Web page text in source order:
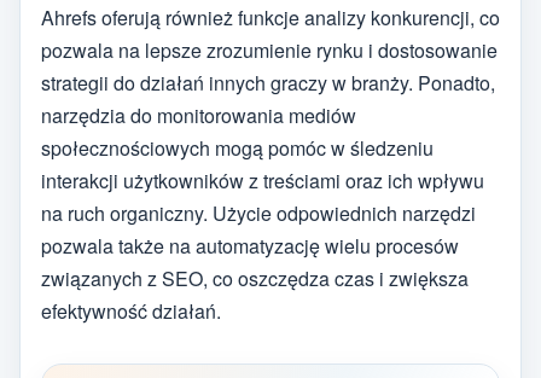
Ahrefs oferują również funkcje analizy konkurencji, co
pozwala na lepsze zrozumienie rynku i dostosowanie
strategii do działań innych graczy w branży. Ponadto,
narzędzia do monitorowania mediów
społecznościowych mogą pomóc w śledzeniu
interakcji użytkowników z treściami oraz ich wpływu
na ruch organiczny. Użycie odpowiednich narzędzi
pozwala także na automatyzację wielu procesów
związanych z SEO, co oszczędza czas i zwiększa
efektywność działań.